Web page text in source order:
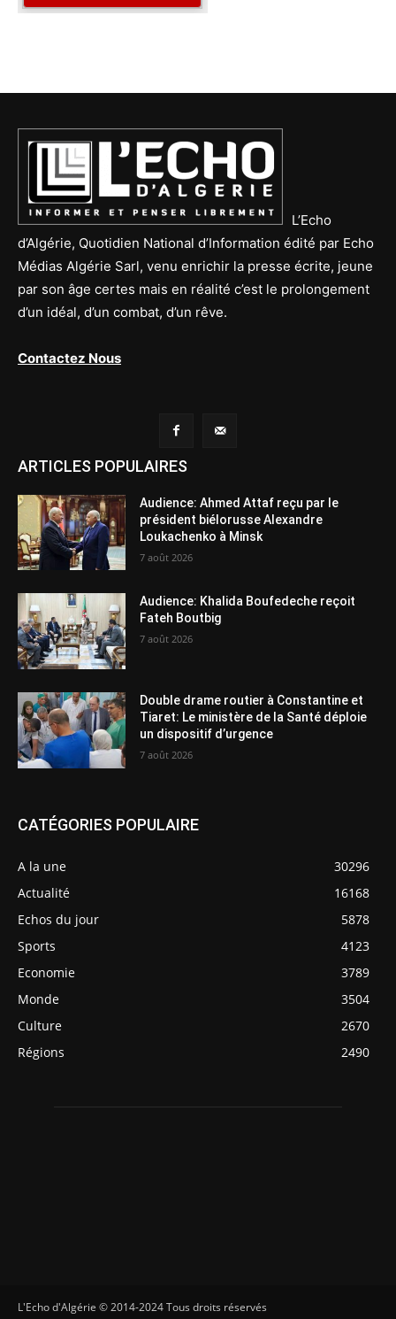
L’Echo
d’Algérie, Quotidien National d’Information édité par Echo
Médias Algérie Sarl, venu enrichir la presse écrite, jeune
par son âge certes mais en réalité c’est le prolongement
d’un idéal, d’un combat, d’un rêve.
Contactez Nous
ARTICLES POPULAIRES
Audience: Ahmed Attaf reçu par le
président biélorusse Alexandre
Loukachenko à Minsk
7 août 2026
Audience: Khalida Boufedeche reçoit
Fateh Boutbig
7 août 2026
Double drame routier à Constantine et
Tiaret: Le ministère de la Santé déploie
un dispositif d’urgence
7 août 2026
CATÉGORIES POPULAIRE
A la une
30296
Actualité
16168
Echos du jour
5878
Sports
4123
Economie
3789
Monde
3504
Culture
2670
Régions
2490
L'Echo d'Algérie © 2014-2024 Tous droits réservés